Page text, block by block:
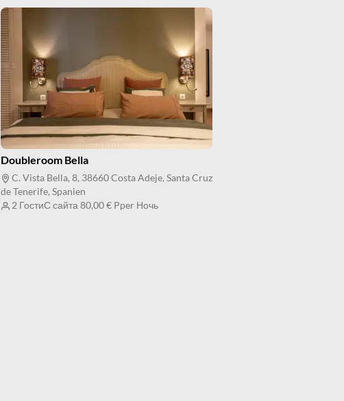
Doubleroom Bella
C. Vista Bella, 8, 38660 Costa Adeje, Santa Cruz
de Tenerife, Spanien
2 ГостиС сайта 80,00 € Pper Ночь